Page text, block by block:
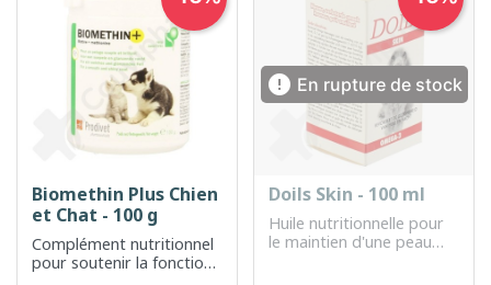
Biomethin Plus Chien
et Chat - 100 g
Complément nutritionnel
pour soutenir la fonction
 En rupture de stock
Doils Skin - 100 ml
Huile nutritionnelle pour
le maintien d'une peau